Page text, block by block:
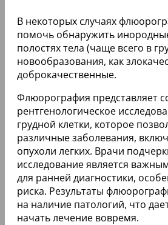
В некоторых случаях
помочь обнаружить
полостях тела (чаще всего в
новообразования, как
доброкачественные.
Флюорография представляет
рентгенологическое
грудной клетки, которое
различные заболевания,
опухоли легких. Врачи
исследование является
для ранней диагностики,
риска. Результаты
на наличие патологий, что
начать лечение вовремя.